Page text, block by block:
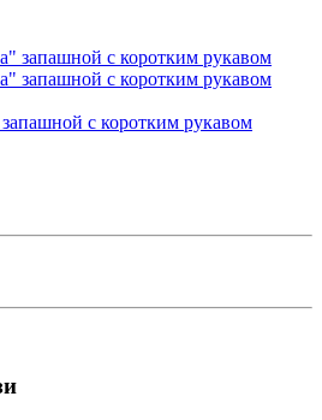
с коротким рукавом